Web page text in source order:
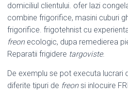
domiciliul clientului. ofer lazi
combine frigorifice, masini cuburi
frigorifice. frigotehnist cu
freonecologic, dupa remedierea
Reparatii frigidere targoviste.
De exemplu se pot executa lucrari
diferite tipuri de freonsi inlocuire